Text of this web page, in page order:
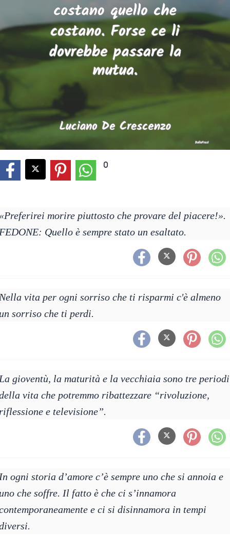
0
morire piuttosto che provare del piacere!».
Quello è sempre stato un esaltato.
vita per ogni sorriso che ti risparmi c'è almeno
sorriso che ti perdi.
gioventù, la maturità e la vecchiaia sono tre periodi
vita che potremmo ribattezzare “rivoluzione,
e televisione”.
ogni storia d’amore c’è sempre uno che si annoia e
che soffre. Il fatto è che ci s’innamora
e ci si disinnamora in tempi